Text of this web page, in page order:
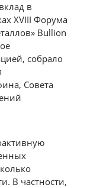
в
XVIII Форума
Bullion
собрало
Совета
В частности,